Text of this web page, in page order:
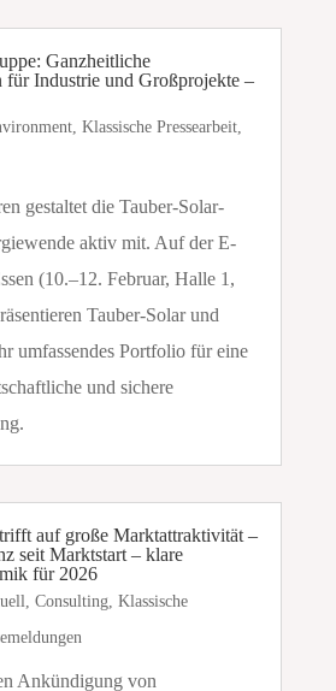
Ganzheitliche
für Industrie und Großprojekte –
, Klassische Pressearbeit,
gestaltet die Tauber-Solar-
aktiv mit. Auf der E-
(10.–12. Februar, Halle 1,
Tauber-Solar und
umfassendes Portfolio für eine
und sichere
auf große Marktattraktivität –
seit Marktstart – klare
für 2026
Consulting, Klassische
Ankündigung von